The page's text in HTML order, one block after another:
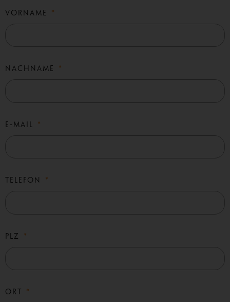
VORNAME
NACHNAME
E-MAIL
TELEFON
PLZ
ORT